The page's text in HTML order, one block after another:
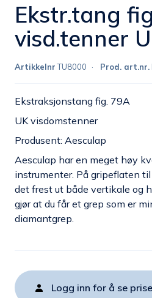
Ekstr.tang
visd.tenner
ArtikkelnrTU8000 Prod. art.nr.
Ekstraksjonstang fig. 79A
UK visdomstenner
Produsent: Aesculap
Aesculap har en meget høy
instrumenter. På gripeflaten
det frest ut både vertikale og
gjør at du får et grep som er
diamantgrep.
Logg inn for å se